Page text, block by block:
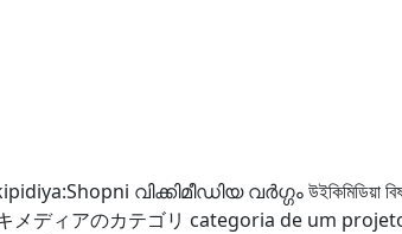
വിക്കിമീഡിയ വർഗ്ഗംউইকিমিডিয়া
メディアのカテゴリ categoria de um